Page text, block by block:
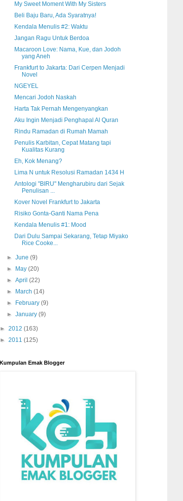
My Sweet Moment With My Sisters
Beli Baju Baru, Ada Syaratnya!
Kendala Menulis #2: Waktu
Jangan Ragu Untuk Berdoa
Macaroon Love: Nama, Kue, dan Jodoh
yang Aneh
Frankfurt to Jakarta: Dari Cerpen Menjadi
Novel
NGEYEL
Mencari Jodoh Naskah
Harta Tak Pernah Mengenyangkan
Aku Ingin Menjadi Penghapal Al Quran
Rindu Ramadan di Rumah Mamah
Penulis Karbitan, Cepat Matang tapi
Kualitas Kurang
Eh, Kok Menang?
Lima N untuk Resolusi Ramadan 1434 H
Antologi "BIRU" Mengharubiru dari Sejak
Penulisan ...
Kover Novel Frankfurt to Jakarta
Risiko Gonta-Ganti Nama Pena
Kendala Menulis #1: Mood
Dari Dulu Sampai Sekarang, Tetap Miyako
Rice Cooke...
►June(9)
►
May(20)
►April(22)
►
March(14)
►
February(9)
►January(9)
► 2012 (163)
► 2011 (125)
Kumpulan Emak Blogger